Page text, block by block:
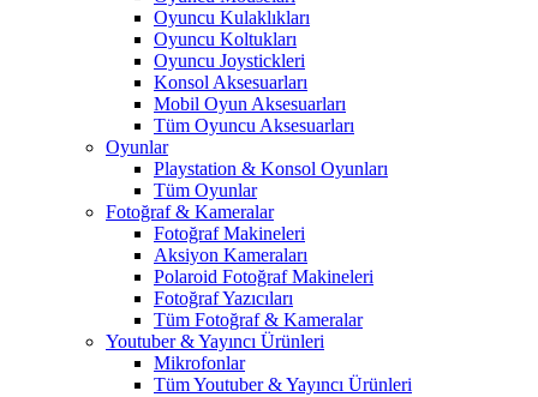
Oyuncu Kulaklıkları
Oyuncu Koltukları
Oyuncu Joystickleri
Konsol Aksesuarları
Mobil Oyun Aksesuarları
Tüm Oyuncu Aksesuarları
Oyunlar
Playstation & Konsol Oyunları
Tüm Oyunlar
Fotoğraf & Kameralar
Fotoğraf Makineleri
Aksiyon Kameraları
Polaroid Fotoğraf Makineleri
Fotoğraf Yazıcıları
Tüm Fotoğraf & Kameralar
Youtuber & Yayıncı Ürünleri
Mikrofonlar
Tüm Youtuber & Yayıncı Ürünleri